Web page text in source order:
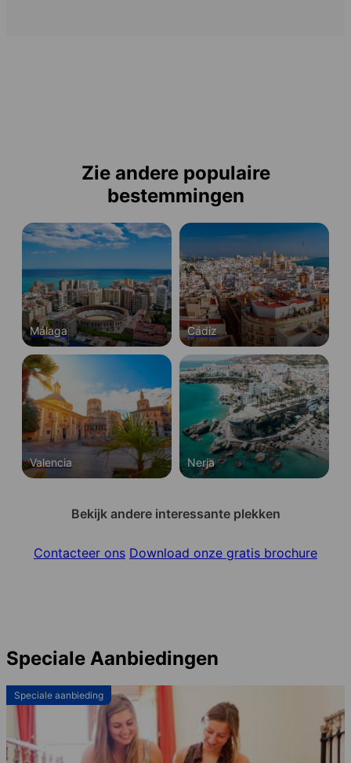
Zie andere populaire
bestemmingen
Málaga Cádiz
Valencia Nerja
Bekijk andere interessante plekken
Contacteer ons Download onze gratis brochure
Speciale Aanbiedingen
Speciale aanbieding